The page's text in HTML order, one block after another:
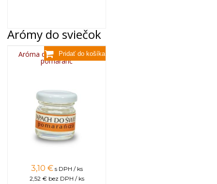
Arómy do sviečok
Aróma do sviečok, 25g -
pomaranč
3,10 € s DPH / ks
2,52 € bez DPH / ks